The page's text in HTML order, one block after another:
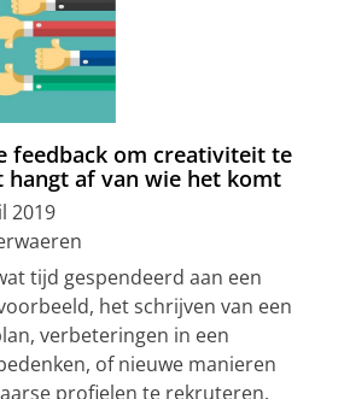
feedback om creativiteit te
hangt af van wie het komt
2019
tijd gespendeerd aan een
het schrijven van een
verbeteringen in een
of nieuwe manieren
profielen te rekruteren.